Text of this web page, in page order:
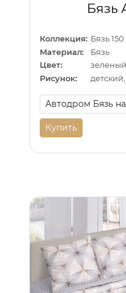
Бязь
Коллекция: Бязь
Материал:
Бязь
Цвет:
Рисунок:
Купить